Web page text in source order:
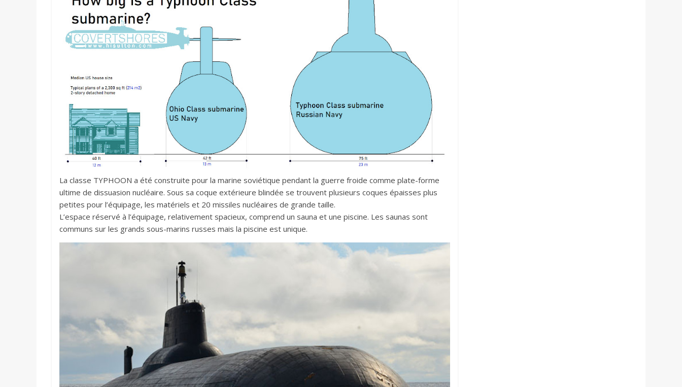
La classe TYPHOON a été construite pour la marine soviétique pendant la guerre froide comme plate-forme
ultime de dissuasion nucléaire. Sous sa coque extérieure blindée se trouvent plusieurs coques épaisses plus
petites pour l’équipage, les matériels et 20 missiles nucléaires de grande taille.
L’espace réservé à l’équipage, relativement spacieux, comprend un sauna et une piscine. Les saunas sont
communs sur les grands sous-marins russes mais la piscine est unique.